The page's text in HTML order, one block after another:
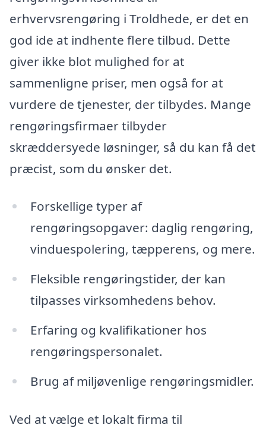
erhvervsrengøring i Troldhede, er det en
god ide at indhente flere tilbud. Dette
giver ikke blot mulighed for at
sammenligne priser, men også for at
vurdere de tjenester, der tilbydes. Mange
rengøringsfirmaer tilbyder
skræddersyede løsninger, så du kan få det
præcist, som du ønsker det.
Forskellige typer af
rengøringsopgaver: daglig rengøring,
vinduespolering, tæpperens, og mere.
Fleksible rengøringstider, der kan
tilpasses virksomhedens behov.
Erfaring og kvalifikationer hos
rengøringspersonalet.
Brug af miljøvenlige rengøringsmidler.
Ved at vælge et lokalt firma til